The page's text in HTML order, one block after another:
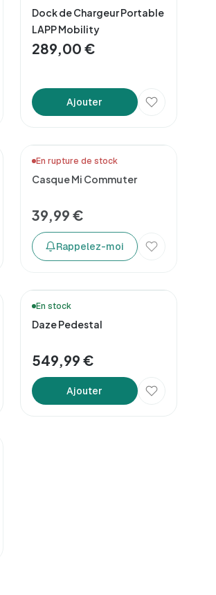
Dock de Chargeur Portable
LAPP Mobility
289,00 €
Ajouter
En rupture de stock
Casque Mi Commuter
39,99 €
Rappelez-moi
En stock
Daze Pedestal
549,99 €
Ajouter